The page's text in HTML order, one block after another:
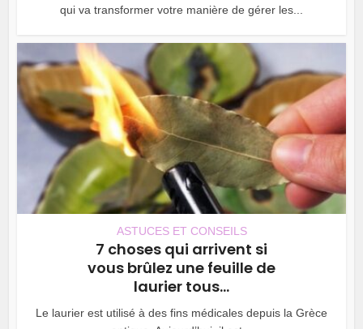
qui va transformer votre manière de gérer les...
ASTUCES ET CONSEILS
7 choses qui arrivent si
vous brûlez une feuille de
laurier tous...
Le laurier est utilisé à des fins médicales depuis la Grèce